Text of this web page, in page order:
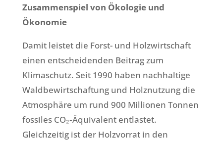
Zusammenspiel von Ökologie und
Ökonomie
Damit leistet die Forst- und Holzwirtschaft
einen entscheidenden Beitrag zum
Klimaschutz. Seit 1990 haben nachhaltige
Waldbewirtschaftung und Holznutzung die
Atmosphäre um rund 900 Millionen Tonnen
fossiles CO₂‑Äquivalent entlastet.
Gleichzeitig ist der Holzvorrat in den